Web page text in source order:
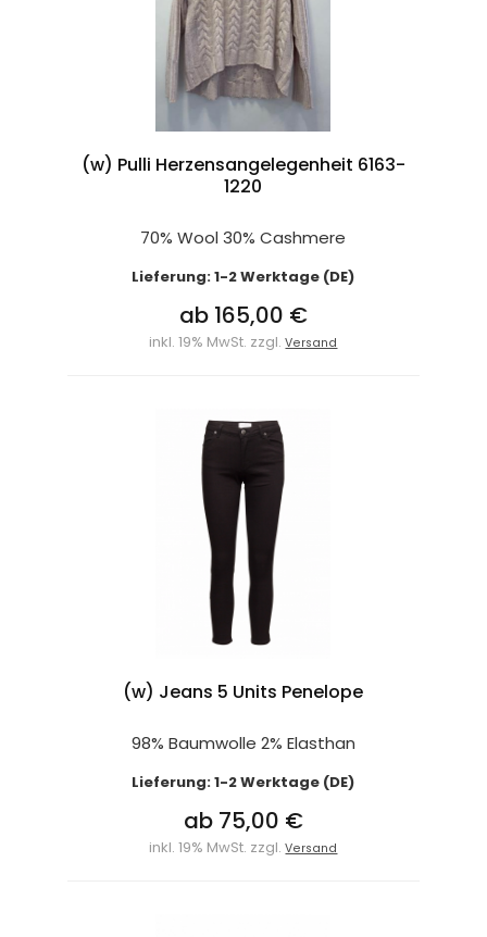
(w) Pulli Herzensangelegenheit 6163-
1220
70% Wool 30% Cashmere
Lieferung: 1-2 Werktage (DE)
ab 165,00 €
inkl. 19% MwSt. zzgl.Versand
(w) Jeans 5 Units Penelope
98% Baumwolle 2% Elasthan
Lieferung: 1-2 Werktage (DE)
ab 75,00 €
inkl. 19% MwSt. zzgl.Versand